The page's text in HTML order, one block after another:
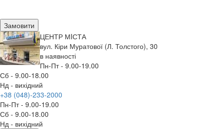
Замовити
ЦЕНТР МIСТА
вул. Кіри Муратової (Л. Толстого), 30
в наявності
Пн-Пт - 9.00-19.00
Сб - 9.00-18.00
Нд - вихідний
+38 (048)-233-2000
Пн-Пт - 9.00-19.00
Сб - 9.00-18.00
Нд - вихідний